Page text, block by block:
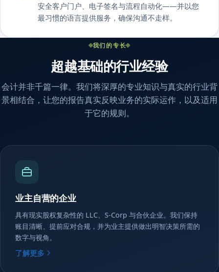
安全客户门户、电子签名与流程自动化——并以您
最习惯的语言提供服务，确保沟通不走样。
我们的专长
超越基础的行业经验
会计并非千篇一律。我们将深厚的专业知识与真实的行业背
景相结合，让您的报告真实反映业务的实际运作，以及适用
于它的规则。
业主自营的企业
具有现实股权复杂性的 LLC、S-Corp 与合伙企业。我们保持
账目清晰、提前应对合规，并为业主提供做出明智决策所需的
数字与视角。
了解更多